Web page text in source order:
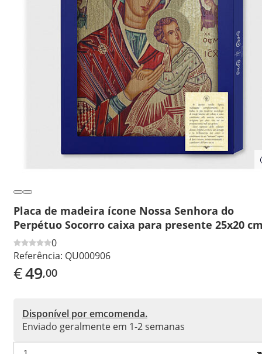
Placa de madeira ícone Nossa Senhora do
Perpétuo Socorro caixa para presente 25x20
0
Referência: QU000906
€49,00
Disponível por emcomenda.
Enviado geralmente em 1-2 semanas